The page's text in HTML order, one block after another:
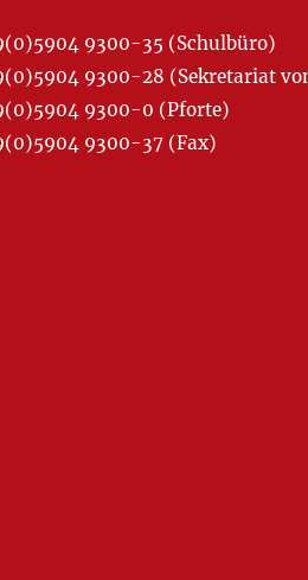
9300-35 (Schulbüro)
9300-28 (Sekretariat
9300-0 (Pforte)
9300-37 (Fax)